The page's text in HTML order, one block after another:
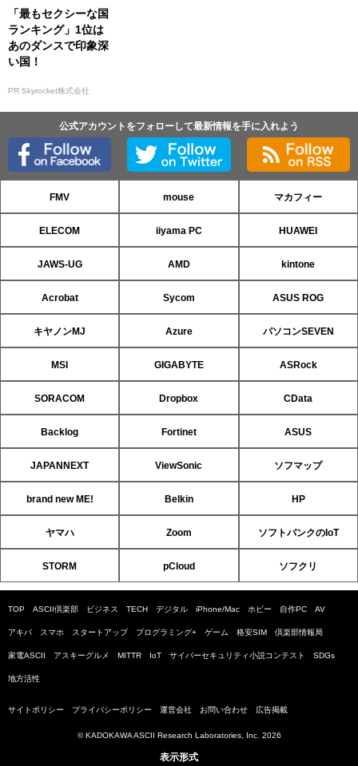
「最もセクシーな国
ランキング」1位は
あのダンスで印象深
い国！
PR Skyrocket株式会社
公式アカウントをフォローして最新情報を手に入れよう
FMV mouse マカフィー
ELECOM iiyama PC HUAWEI
JAWS-UG AMD kintone
Acrobat Sycom ASUS ROG
キヤノンMJ Azure パソコンSEVEN
MSI GIGABYTE ASRock
SORACOM Dropbox CData
Backlog Fortinet ASUS
JAPANNEXT ViewSonic ソフマップ
brand new ME! Belkin HP
ヤマハ Zoom ソフトバンクのIoT
STORM pCloud ソフクリ
TOP ASCII倶楽部 ビジネス TECH デジタル iPhone/Mac ホビー 自作PC AV
アキバ スマホ スタートアップ プログラミング+ ゲーム 格安SIM 倶楽部情報局
家電ASCII アスキーグルメ MITTR IoT サイバーセキュリティ小説コンテスト SDGs
地方活性
サイトポリシー プライバシーポリシー 運営会社 お問い合わせ 広告掲載
© KADOKAWA ASCII Research Laboratories, Inc. 2026
表示形式